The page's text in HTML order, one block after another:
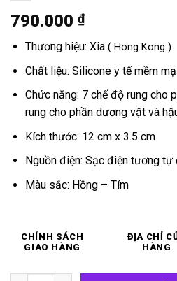
790.000 ₫
Thương hiệu: Xia ( Hong Kong )
Chất liệu: Silicone y tế mềm
Chức năng: 7 chế độ rung cho
rung cho phần dương vật và
Kích thước: 12 cm x 3.5 cm
Nguồn điện: Sạc điện tương
Màu sắc: Hồng – Tím
CHÍNH SÁCH
GIAO HÀNG
ĐỊA CHỈ
HÀNG